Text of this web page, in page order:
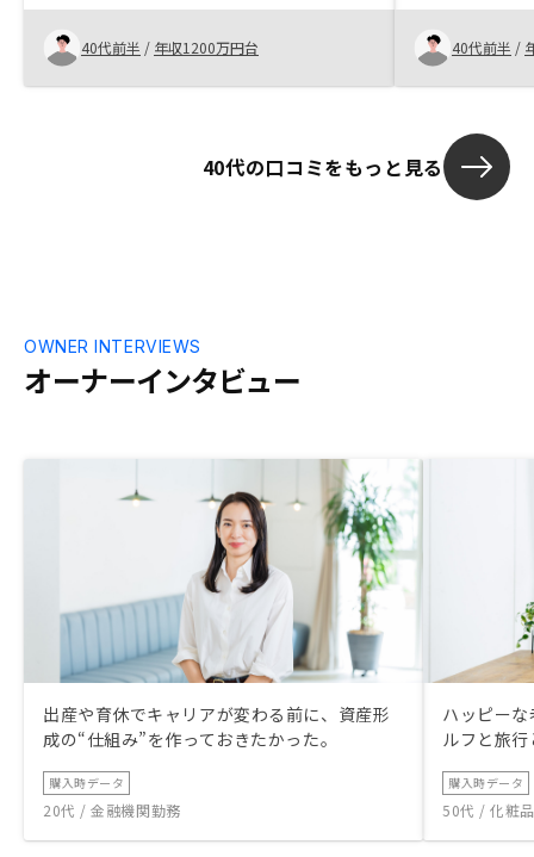
40代前半 / 年収1200万円台
の比較 長期的
5. 手続きで感
だが、対応す
った。金融商
若い方の教育
性は増すと思
40代前半 /
40代の口コミをもっと見る
オーナーインタビュー
OWNER INTERVIEWS
出産や育休でキャリアが変わる前に、資産形
成の“仕組み”を作っておきたかった。
購入時データ
20代 / 金融機関勤務
ハッピー
ルフと旅
購入時データ
50代 / 化粧